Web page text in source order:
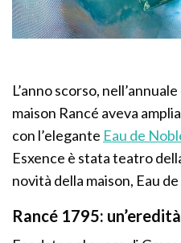
L’anno scorso,
maison Rancé aveva
con l’elegante Eau de
Esxence è stata teatro
novità della maison, Eau
Rancé 1795: